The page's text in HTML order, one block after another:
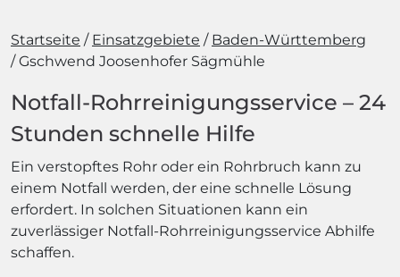
Startseite Einsatzgebiete
Baden-Württemberg
Gschwend Joosenhofer Sägmühle
Notfall-Rohrreinigungsservice – 24
Stunden schnelle Hilfe
Ein verstopftes Rohr oder ein Rohrbruch kann zu
einem Notfall werden, der eine schnelle Lösung
erfordert. In solchen Situationen kann ein
zuverlässiger Notfall-Rohrreinigungsservice Abhilfe
schaffen.